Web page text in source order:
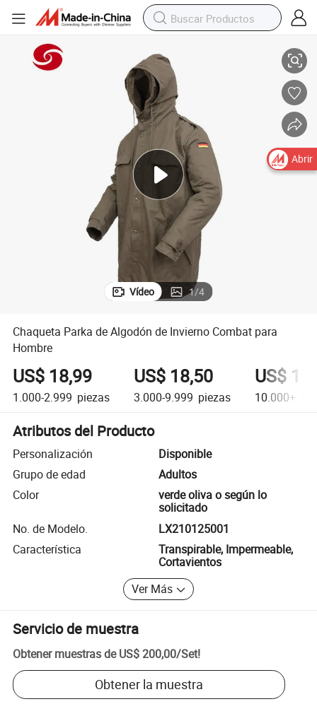
Chaqueta Parka de Algodón de Invierno Combat para Hombre
Vídeo 1/4
Chaqueta Parka de Algodón de Invierno Combat para
Hombre
US$ 18,99
1.000-2.999 piezas
US$ 18,50
3.000-9.999 piezas
US$
10.000+
Atributos del Producto
Personalización
Disponible
Grupo de edad
Adultos
Color
verde oliva o según lo
solicitado
No. de Modelo.
LX210125001
Característica
Transpirable, Impermeable,
Cortavientos
Ver Más
Servicio de muestra
Obtener muestras de US$ 200,00/Set!
Obtener la muestra
Abrir